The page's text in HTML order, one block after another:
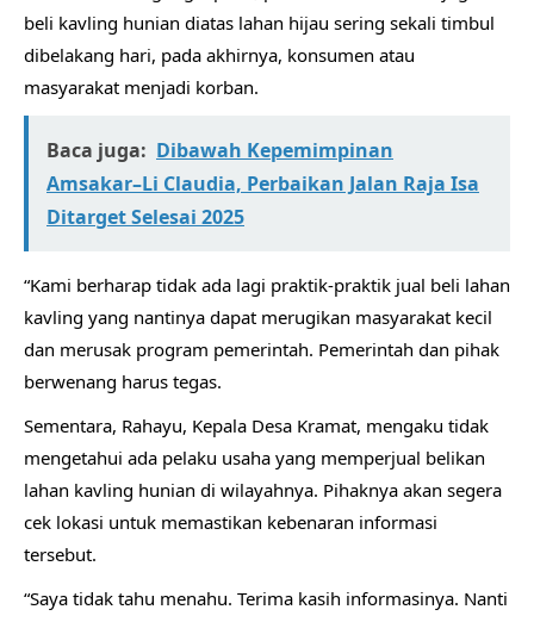
beli kavling hunian diatas lahan hijau sering sekali timbul
dibelakang hari, pada akhirnya, konsumen atau
masyarakat menjadi korban.
Baca juga: Dibawah Kepemimpinan
Amsakar–Li Claudia, Perbaikan Jalan Raja Isa
Ditarget Selesai 2025
“Kami berharap tidak ada lagi praktik-praktik jual beli lahan
kavling yang nantinya dapat merugikan masyarakat kecil
dan merusak program pemerintah. Pemerintah dan pihak
berwenang harus tegas.
Sementara, Rahayu, Kepala Desa Kramat, mengaku tidak
mengetahui ada pelaku usaha yang memperjual belikan
lahan kavling hunian di wilayahnya. Pihaknya akan segera
cek lokasi untuk memastikan kebenaran informasi
tersebut.
“Saya tidak tahu menahu. Terima kasih informasinya. Nanti